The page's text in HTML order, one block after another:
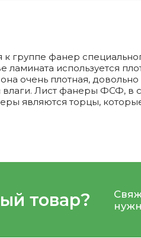
группе фанер
ламината используется
очень плотная,
Лист фанеры ФСФ, в
являются торцы,
товар?